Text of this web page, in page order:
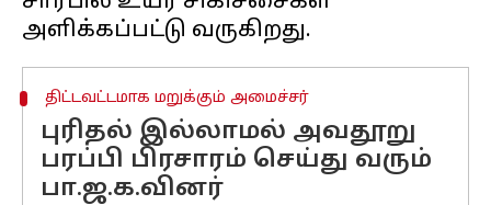
திட்டவட்டமாக மறுக்கும் அமைச்சர்
புரிதல் இல்லாமல் அவதூறு
பரப்பி பிரசாரம் செய்து வரும்
பா.ஜ.க.வினர்